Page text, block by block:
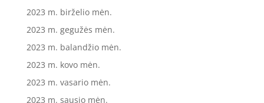
2023 m. birželio mėn.
2023 m. gegužės mėn.
2023 m. balandžio mėn.
2023 m. kovo mėn.
2023 m. vasario mėn.
2023 m. sausio mėn.